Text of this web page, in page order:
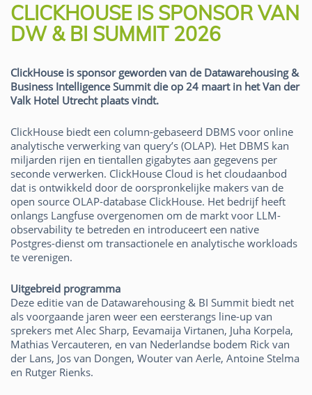
CLICKHOUSE IS SPONSOR VAN
DW & BI SUMMIT 2026
ClickHouse is sponsor geworden van de Datawarehousing &
Business Intelligence Summit die op 24 maart in het Van der
Valk Hotel Utrecht plaats vindt.
ClickHouse biedt een column-gebaseerd DBMS voor online
analytische verwerking van query’s (OLAP). Het DBMS kan
miljarden rijen en tientallen gigabytes aan gegevens per
seconde verwerken. ClickHouse Cloud is het cloudaanbod
dat is ontwikkeld door de oorspronkelijke makers van de
open source OLAP-database ClickHouse. Het bedrijf heeft
onlangs Langfuse overgenomen om de markt voor LLM-
observability te betreden en introduceert een native
Postgres-dienst om transactionele en analytische workloads
te verenigen.
Uitgebreid programma
Deze editie van de Datawarehousing & BI Summit biedt net
als voorgaande jaren weer een eersterangs line-up van
sprekers met Alec Sharp, Eevamaija Virtanen, Juha Korpela,
Mathias Vercauteren, en van Nederlandse bodem Rick van
der Lans, Jos van Dongen, Wouter van Aerle, Antoine Stelma
en Rutger Rienks.